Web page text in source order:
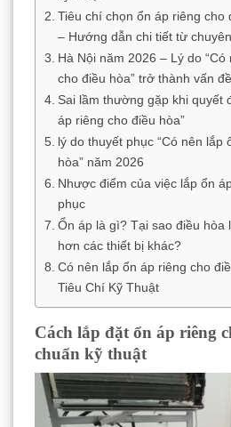
Tiêu chí chọn ổn áp riêng cho
– Hướng dẫn chi tiết từ
Hà Nội năm 2026 – Lý do
cho điều hòa” trở thành vấn
Sai lầm thường gặp khi quyết
áp riêng cho điều hòa”
lý do thuyết phục “Có nên lắp
hòa” năm 2026
Nhược điểm của việc lắp ổn
phục
Ổn áp là gì? Tại sao điều hòa
hơn các thiết bị khác?
Có nên lắp ổn áp riêng cho
Tiêu Chí Kỹ Thuật
Cách lắp đặt ổn áp riêng
chuẩn kỹ thuật